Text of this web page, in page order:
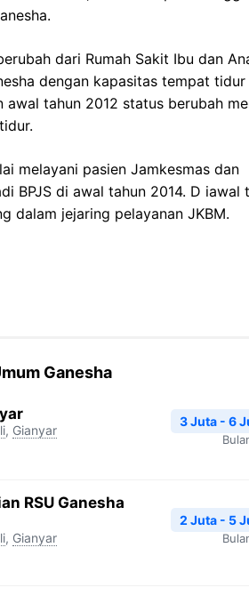
dari Rumah Sakit Ibu dan
dengan kapasitas tempat tidur
tahun 2012 status berubah
melayani pasien Jamkesmas dan
BPJS di awal tahun 2014. D iawal
dalam jejaring pelayanan JKBM.
Ganesha
, Gianyar
3 Juta - 6
RSU Ganesha
, Gianyar
2 Juta - 5